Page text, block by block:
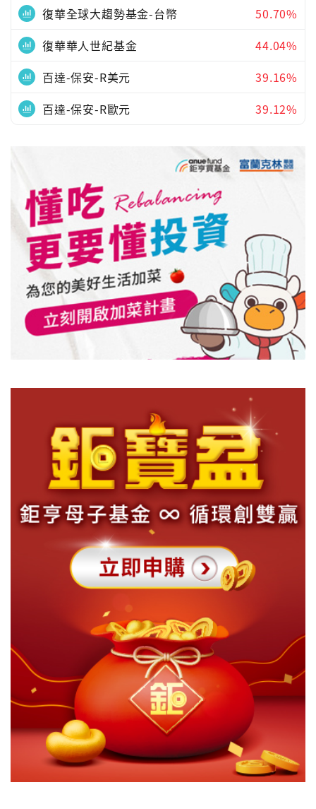
復華全球大趨勢基金-台幣
50.70%
復華華人世紀基金
44.04%
百達-保安-R美元
39.16%
百達-保安-R歐元
39.12%